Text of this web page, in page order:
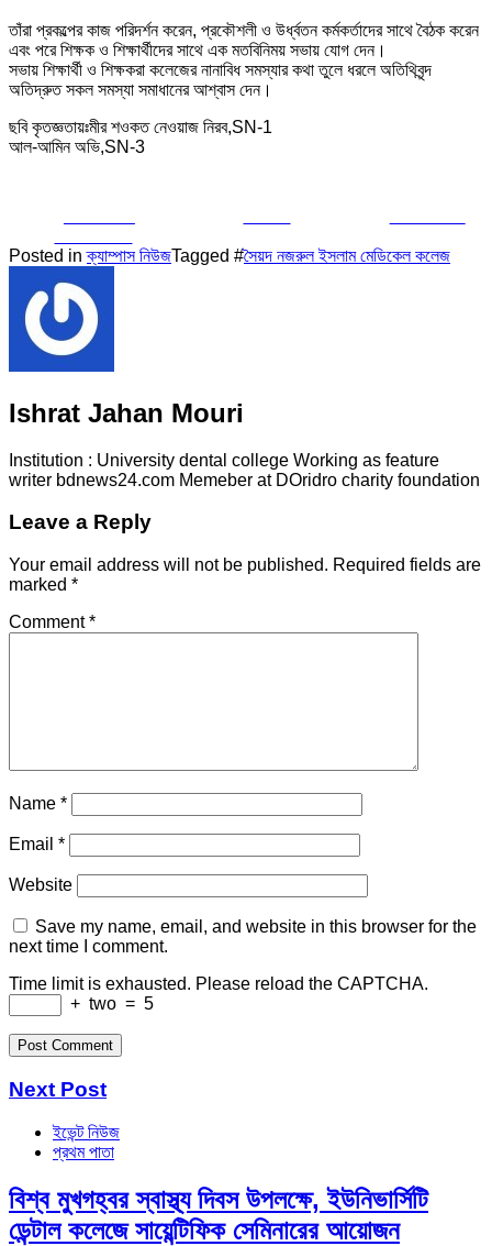
তাঁরা প্রকল্পের কাজ পরিদর্শন করেন, প্রকৌশলী ও উর্ধ্বতন কর্মকর্তাদের সাথে বৈঠক করেন
এবং পরে শিক্ষক ও শিক্ষার্থীদের সাথে এক মতবিনিময় সভায় যোগ দেন।
সভায় শিক্ষার্থী ও শিক্ষকরা কলেজের নানাবিধ সমস্যার কথা তুলে ধরলে অতিথিবৃন্দ
অতিদ্রুত সকল সমস্যা সমাধানের আশ্বাস দেন।
ছবি কৃতজ্ঞতায়ঃমীর শওকত নেওয়াজ নিরব,SN-1
আল-আমিন অভি,SN-3
Posted inক্যাম্পাস নিউজTagged #সৈয়দ নজরুল ইসলাম মেডিকেল কলেজ
Ishrat Jahan Mouri
Institution : University dental college Working as feature
writer bdnews24.com Memeber at DOridro charity foundation
Leave a Reply
Your email address will not be published. Required fields are
marked *
Comment*
Name *
Email *
Website
Save my name, email, and website in this browser for the
next time I comment.
Time limit is exhausted. Please reload the CAPTCHA.
+ two = 5
Next Post
ইভেন্ট নিউজ
প্রথম পাতা
বিশ্ব মুখগহ্বর স্বাস্থ্য দিবস উপলক্ষে, ইউনিভার্সিটি
ডেন্টাল কলেজে সায়েন্টিফিক সেমিনারের আয়োজন